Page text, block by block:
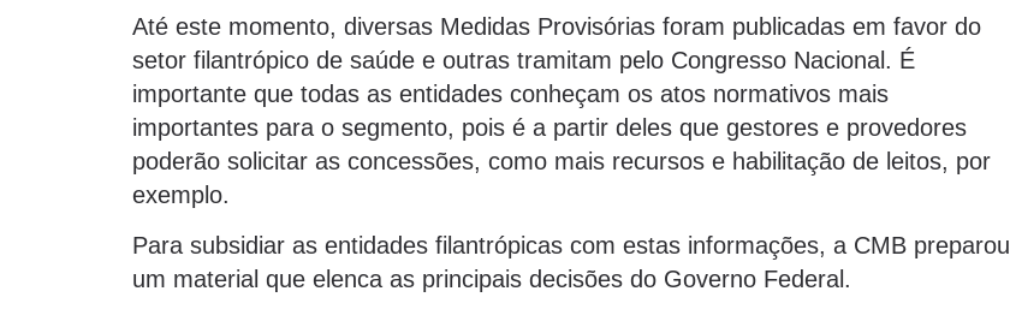
Até este momento, diversas Medidas Provisórias foram publicadas em favor do
setor filantrópico de saúde e outras tramitam pelo Congresso Nacional. É
importante que todas as entidades conheçam os atos normativos mais
importantes para o segmento, pois é a partir deles que gestores e provedores
poderão solicitar as concessões, como mais recursos e habilitação de leitos, por
exemplo.
Para subsidiar as entidades filantrópicas com estas informações, a CMB preparou
um material que elenca as principais decisões do Governo Federal.